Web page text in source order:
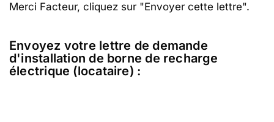
Merci Facteur, cliquez sur "Envoyer cette lettre".
Envoyez votre lettre de demande
d'installation de borne de recharge
électrique (locataire) :